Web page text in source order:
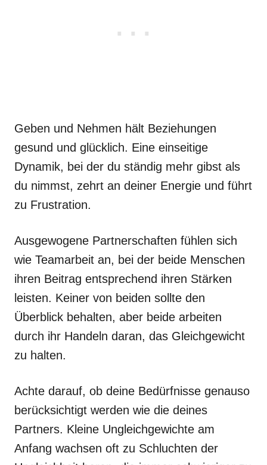
Geben und Nehmen hält Beziehungen
gesund und glücklich. Eine einseitige
Dynamik, bei der du ständig mehr gibst als
du nimmst, zehrt an deiner Energie und führt
zu Frustration.
Ausgewogene Partnerschaften fühlen sich
wie Teamarbeit an, bei der beide Menschen
ihren Beitrag entsprechend ihren Stärken
leisten. Keiner von beiden sollte den
Überblick behalten, aber beide arbeiten
durch ihr Handeln daran, das Gleichgewicht
zu halten.
Achte darauf, ob deine Bedürfnisse genauso
berücksichtigt werden wie die deines
Partners. Kleine Ungleichgewichte am
Anfang wachsen oft zu Schluchten der